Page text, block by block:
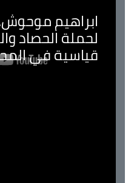
ابراهيم
لحملة الحصاد
قياسية في